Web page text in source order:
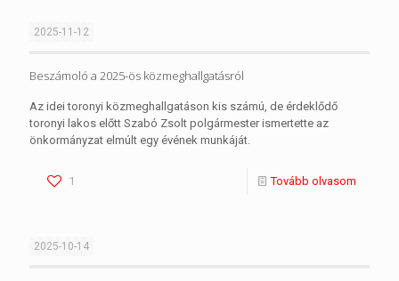
2025-11-12
Beszámoló a 2025-ös közmeghallgatásról
Az idei toronyi közmeghallgatáson kis számú, de érdeklődő
toronyi lakos előtt Szabó Zsolt polgármester ismertette az
önkormányzat elmúlt egy évének munkáját.
1 Tovább olvasom
2025-10-14